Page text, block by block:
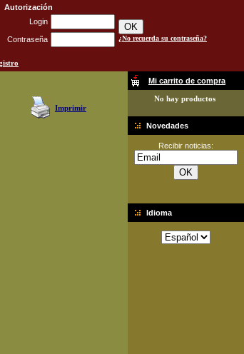
Autorización
Login
Contraseña ¿No recuerda su contraseña?
Imprimir
Mi carrito de compra
No hay productos
Novedades
Recibir noticias:
Idioma